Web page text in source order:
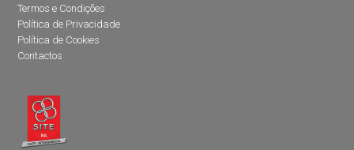
Termos e Condições
Política de Privacidade
Política de Cookies
Contactos